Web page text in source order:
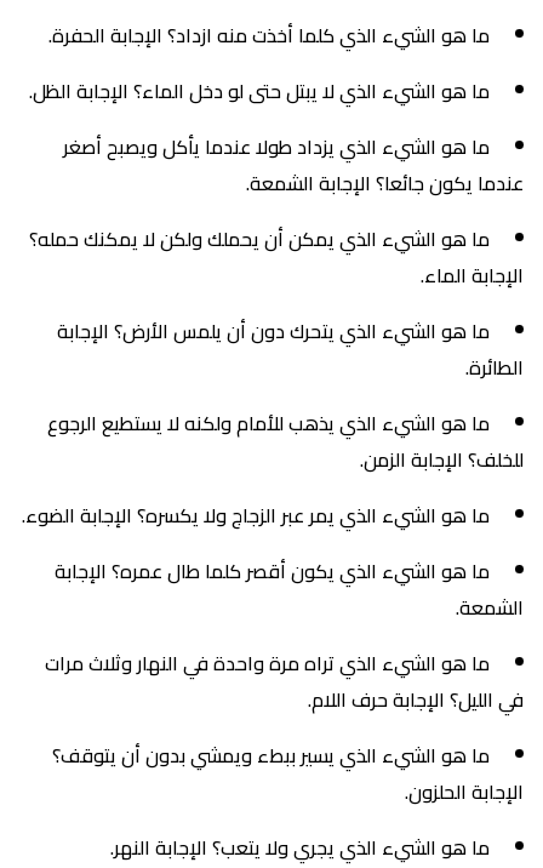
ما هو الشيء الذي كلما أخذت منه ازداد؟ الإجابة الحفرة.
ما هو الشيء الذي لا يبتل حتى لو دخل الماء؟ الإجابة الظل.
ما هو الشيء الذي يزداد طولا عندما يأكل ويصبح أصغر
عندما يكون جائعا؟ الإجابة الشمعة.
ما هو الشيء الذي يمكن أن يحملك ولكن لا يمكنك حمله؟
الإجابة الماء.
ما هو الشيء الذي يتحرك دون أن يلمس الأرض؟ الإجابة
الطائرة.
ما هو الشيء الذي يذهب للأمام ولكنه لا يستطيع الرجوع
للخلف؟ الإجابة الزمن.
ما هو الشيء الذي يمر عبر الزجاج ولا يكسره؟ الإجابة الضوء.
ما هو الشيء الذي يكون أقصر كلما طال عمره؟ الإجابة
الشمعة.
ما هو الشيء الذي تراه مرة واحدة في النهار وثلاث مرات
في الليل؟ الإجابة حرف اللام.
ما هو الشيء الذي يسير ببطء ويمشي بدون أن يتوقف؟
الإجابة الحلزون.
ما هو الشيء الذي يجري ولا يتعب؟ الإجابة النهر.